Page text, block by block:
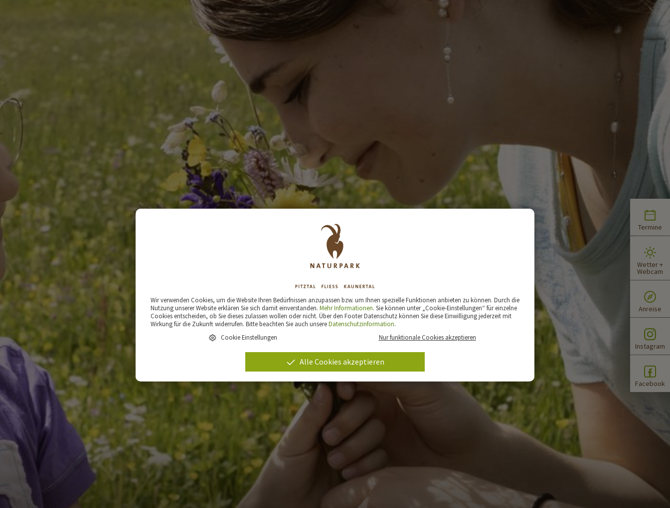
Termine
Wetter +
Webcam
Anreise
Instagram
Facebook
Wir verwenden Cookies, um die Website Ihren Bedürfnissen anzupassen bzw. um Ihnen spezielle Funktionen anbieten zu können. Durch die
Nutzung unserer Website erklären Sie sich damit einverstanden. Mehr Informationen. Sie können unter „Cookie-Einstellungen“ für einzelne
Cookies entscheiden, ob Sie dieses zulassen wollen oder nicht. Über den Footer Datenschutz können Sie diese Einwilligung jederzeit mit
Wirkung für die Zukunft widerrufen. Bitte beachten Sie auch unsereDatenschutzinformation.
Cookie Einstellungen
Nur funktionale Cookies akzeptieren
Alle Cookies akzeptieren